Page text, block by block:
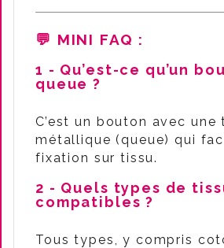
💬 MINI FAQ :
1 - Qu’est-ce qu’un
queue ?
C’est un bouton avec une
métallique (queue) qui
fixation sur tissu.
2 - Quels types de
compatibles ?
Tous types, y compris